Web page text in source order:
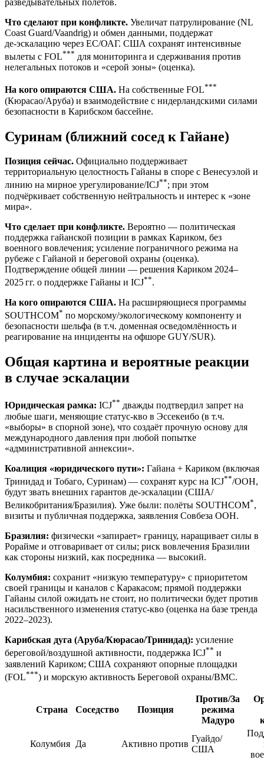
разведывательных полётов.
Что сделают при конфликте. Увеличат патрулирование (NL
Coast Guard/Vaandrig) и обмен данными, поддержат
де‑эскалацию через ЕС/ОАГ. США сохранят интенсивные
вылеты с FOL*** для мониторинга и сдерживания против
нелегальных потоков и «серой зоны» (оценка).
На кого опираются США. На собственные FOL***
(Кюрасао/Аруба) и взаимодействие с нидерландскими силами
безопасности в Карибском бассейне.
Суринам (ближний сосед к Гайане)
Позиция сейчас. Официально поддерживает
территориальную целостность Гайаны в споре с Венесуэлой и
линию на мирное урегулирование/ICJ**; при этом
подчёркивает собственную нейтральность и интерес к «зоне
мира».
Что сделает при конфликте. Вероятно — политическая
поддержка гайанской позиции в рамках Кариком, без
военного вовлечения; усиление пограничного режима на
рубеже с Гайаной и береговой охраны (оценка).
Подтверждение общей линии — решения Кариком 2024–
2025 гг. о поддержке Гайаны и ICJ**.
На кого опираются США. На расширяющиеся программы
SOUTHCOM* по морскому/экологическому компоненту и
безопасности шельфа (в т.ч. доменная осведомлённость и
реагирование на инциденты на офшоре GUY/SUR).
Общая картина и вероятные реакции
в случае эскалации
Юридическая рамка: ICJ** дважды подтвердил запрет на
любые шаги, меняющие статус‑кво в Эссекеибо (в т.ч.
«выборы» в спорной зоне), что создаёт прочную основу для
международного давления при любой попытке
«административной аннексии».
Коалиция «юридического пути»: Гайана + Кариком (включая
Тринидад и Тобаго, Суринам) — сохранят курс на ICJ**/ООН,
будут звать внешних гарантов де‑эскалации (США/
Великобритания/Бразилия). Уже были: полёты SOUTHCOM*,
визиты и публичная поддержка, заявления Совбеза ООН.
Бразилия: физически «запирает» границу, наращивает силы в
Рорайме и отговаривает от силы; риск вовлечения Бразилии
как стороны низкий, как посредника — высокий.
Колумбия: сохранит «низкую температуру» с приоритетом
своей границы и каналов с Каракасом; прямой поддержки
Гайаны силой ожидать не стоит, но политически будет против
насильственного изменения статус‑кво (оценка на базе тренда
2022–2023).
Карибская дуга (Аруба/Кюрасао/Тринидад): усиление
береговой/воздушной активности, поддержка ICJ** и
заявлений Кариком; США сохраняют опорные площадки
(FOL***) и морскую активность Береговой охраны/ВМС.
Страна Соседство Позиция
Против/За
режима
Мадуро
Колумбия Да Активно против
Гуайдо/
США